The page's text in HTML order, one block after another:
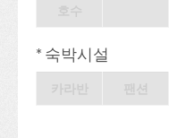
* 숙박시설